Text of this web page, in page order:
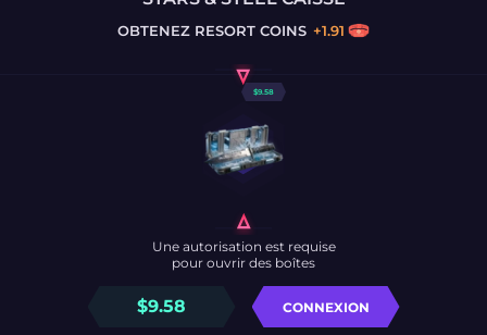
OBTENEZ RESORT COINS +1.91
$9.58
$9.58 CONNEXION
Une autorisation est requise
pour ouvrir des boîtes